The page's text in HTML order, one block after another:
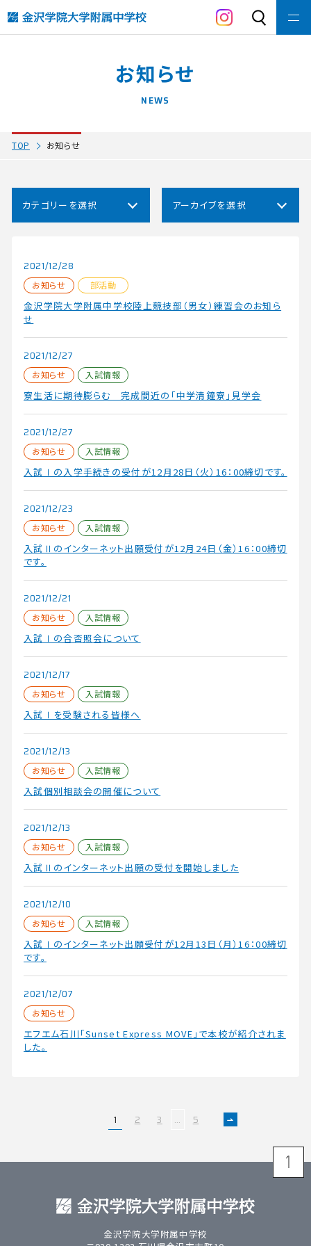
部活動
中学校寮について
受験生の方へ
在学生・保護者の方へ
お知らせ
NEWS
TOP お知らせ
カテゴリーを選択 アーカイブを選択
2021/12/28
お知らせ 部活動
金沢学院大学附属中学校陸上競技部（男女）練習会のお知ら
せ
2021/12/27
お知らせ 入試情報
寮生活に期待膨らむ 完成間近の「中学清鐘寮」見学会
2021/12/27
お知らせ 入試情報
入試Ⅰの入学手続きの受付が12月28日（火）16：00締切です。
2021/12/23
お知らせ 入試情報
入試Ⅱのインターネット出願受付が12月24日（金）16：00締切
です。
2021/12/21
お知らせ 入試情報
入試Ⅰの合否照会について
2021/12/17
お知らせ 入試情報
入試Ⅰを受験される皆様へ
2021/12/13
お知らせ 入試情報
入試個別相談会の開催について
2021/12/13
お知らせ 入試情報
入試Ⅱのインターネット出願の受付を開始しました
2021/12/10
お知らせ 入試情報
入試Ⅰのインターネット出願受付が12月13日（月）16：00締切
です。
2021/12/07
お知らせ
エフエム石川「Sunset Express MOVE」で本校が紹介されま
した。
1 2 3 … 5 >
金沢学院大学附属中学校